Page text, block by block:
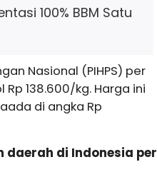
100% BBM Satu
Nasional (PIHPS) per
138.600/kg. Harga ini
di angka Rp
di Indonesia per